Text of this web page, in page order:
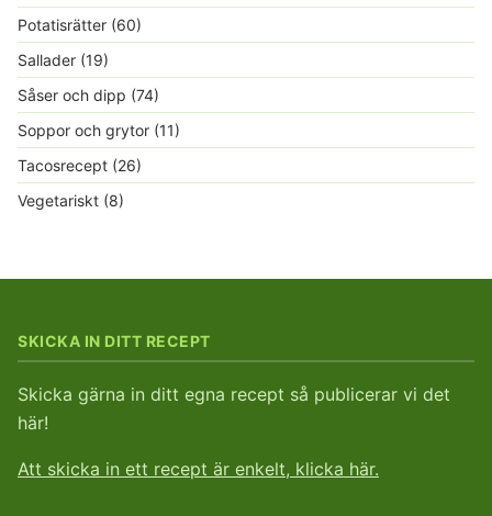
Potatisrätter (60)
Sallader (19)
Såser och dipp (74)
Soppor och grytor (11)
Tacosrecept (26)
Vegetariskt (8)
SKICKA IN DITT RECEPT
Skicka gärna in ditt egna recept så publicerar vi det
här!
Att skicka in ett recept är enkelt, klicka här.